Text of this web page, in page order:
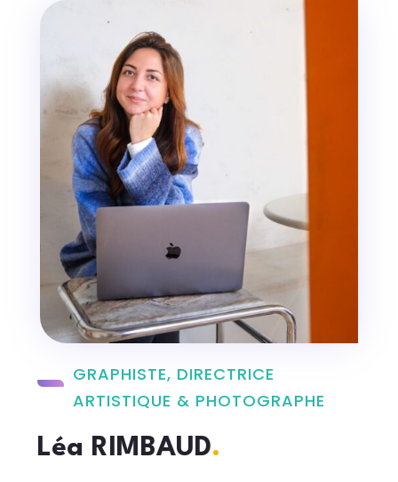
GRAPHISTE, DIRECTRICE
ARTISTIQUE & PHOTOGRAPHE
Léa RIMBAUD.